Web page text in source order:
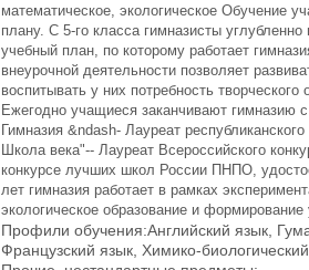
математическое, экологическое Обучение
плану. С 5-го класса гимназисты
учебный план, по которому работает
внеурочной деятельности позволяет
воспитывать у них потребность творческого
Ежегодно учащиеся заканчивают гимназию
Гимназия &ndash- Лауреат
Школа века"-- Лауреат Всероссийского
конкурсе лучших школ России ПНПО,
лет гимназия работает в рамках
экологическое образование и
Профили обучения:Английский язык,
Французский язык, Химико-биологический